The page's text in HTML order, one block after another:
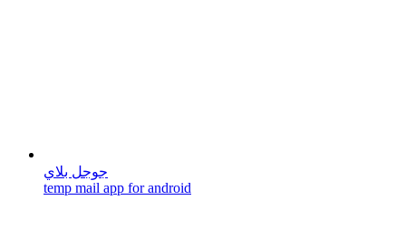
جوجل بلاي
temp mail app for android